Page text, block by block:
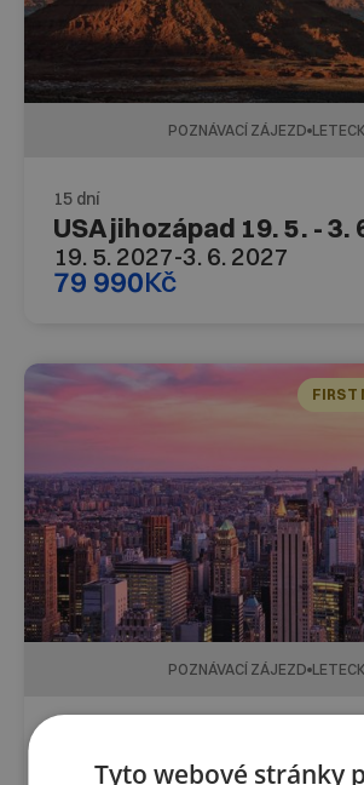
POZNÁVACÍ ZÁJEZD
15 dní
USA jihozápad 19. 5. - 3.
19. 5. 2027-3. 6. 2027
79 990Kč
FIRST
POZNÁVACÍ ZÁJEZD
New York 20. 4. - 27. 4.
Tyto webové stránky